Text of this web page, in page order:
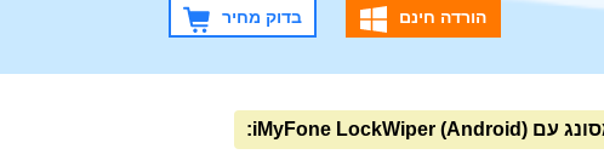
הורדה חינם בדוק מחיר